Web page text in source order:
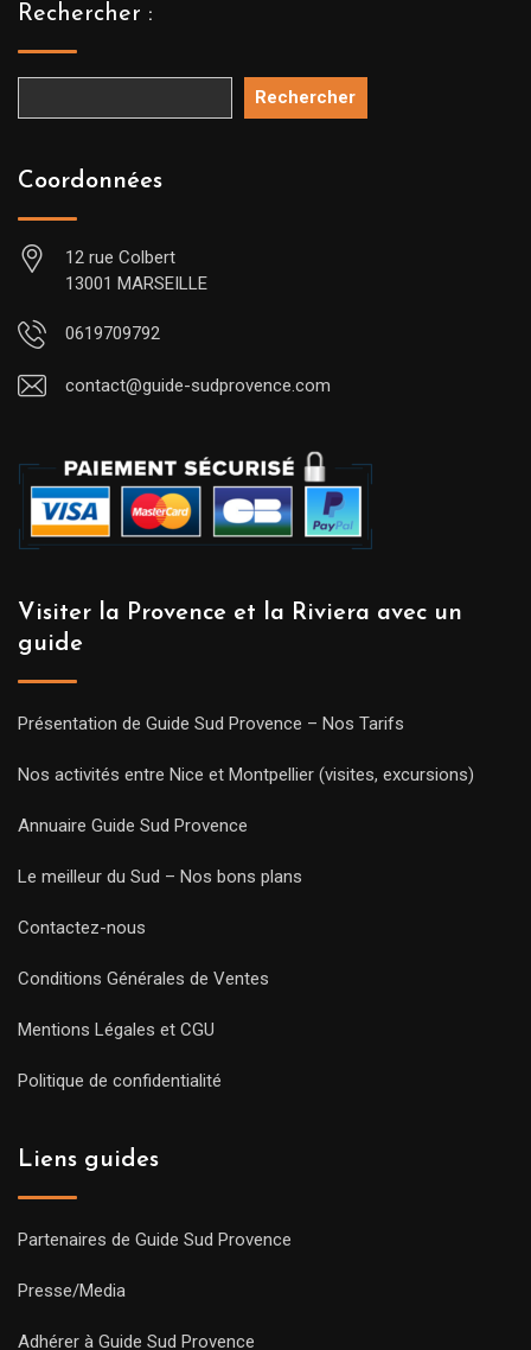
Rechercher :
Rechercher
Coordonnées
12 rue Colbert
13001 MARSEILLE
0619709792
contact@guide-sudprovence.com
Visiter la Provence et la Riviera avec un
guide
Présentation de Guide Sud Provence – Nos Tarifs
Nos activités entre Nice et Montpellier (visites, excursions)
Annuaire Guide Sud Provence
Le meilleur du Sud – Nos bons plans
Contactez-nous
Conditions Générales de Ventes
Mentions Légales et CGU
Politique de confidentialité
Liens guides
Partenaires de Guide Sud Provence
Presse/Media
Adhérer à Guide Sud Provence